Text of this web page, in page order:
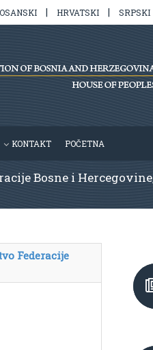
| HRVATSKI | SRPSKI
KONTAKT POČETNA
Bosne i Hercegovine,
Federacije